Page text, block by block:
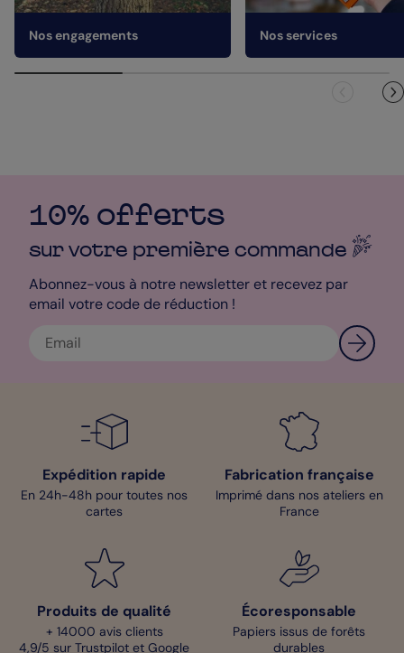
Nos engagements Nos services
10% offerts
sur votre première commande
Abonnez-vous à notre newsletter et recevez par
email votre code de réduction !
Expédition rapide
En 24h-48h pour toutes nos
cartes
Fabrication française
Imprimé dans nos ateliers en
France
Produits de qualité
+ 14000 avis clients
4,9/5 sur Trustpilot et Google
Écoresponsable
Papiers issus de forêts
durables